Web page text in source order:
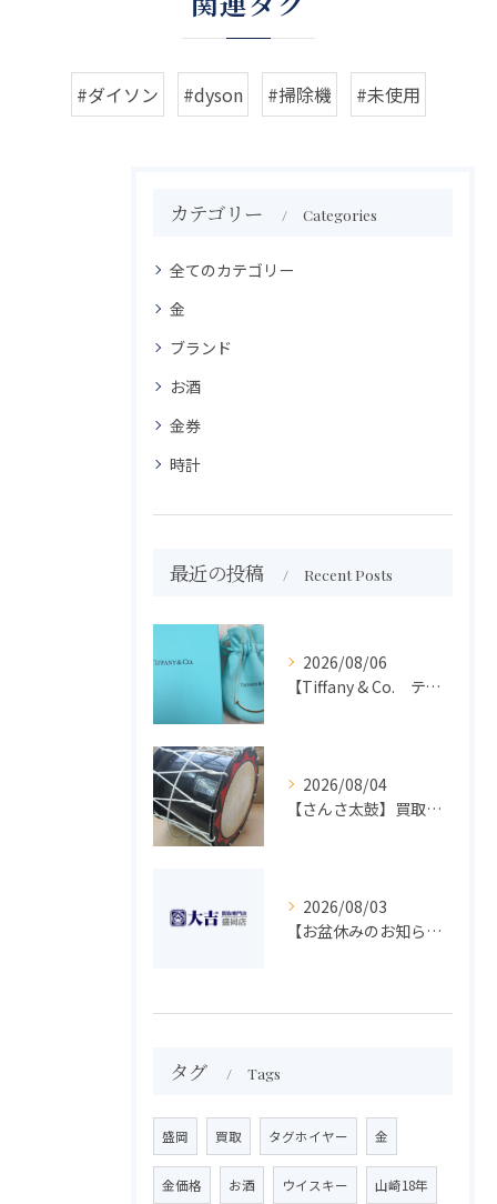
#ダイソン #dyson #掃除機 #未使用
カテゴリー Categories
全てのカテゴリー
金
ブランド
お酒
金券
時計
最近の投稿 Recent Posts
2026/08/06
【Tiffany & Co. ティファニー】買取 大吉盛岡店 アクセサリー買取しました！！
2026/08/04
【さんさ太鼓】買取 大吉盛岡店 楽器 買取します！！
2026/08/03
【お盆休みのお知らせ】買取専門 大吉 盛岡店
タグ Tags
盛岡 買取 タグホイヤー 金
金価格 お酒 ウイスキー 山崎18年